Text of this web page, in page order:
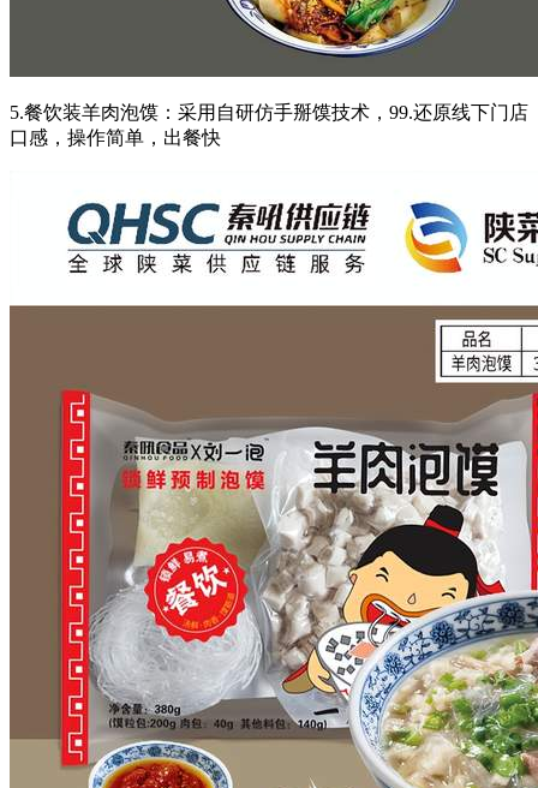
5.餐饮装羊肉泡馍：采用自研仿手掰馍技术，99.还原线下门店
口感，操作简单，出餐快